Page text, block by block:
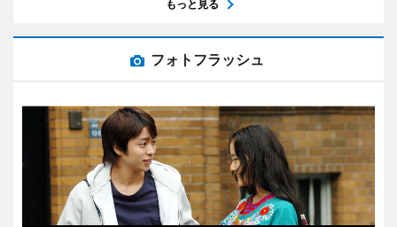
もっと見る
フォトフラッシュ